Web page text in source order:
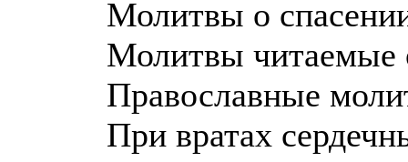
Молитвы о
Молитвы читаемые
Православные
При вратах